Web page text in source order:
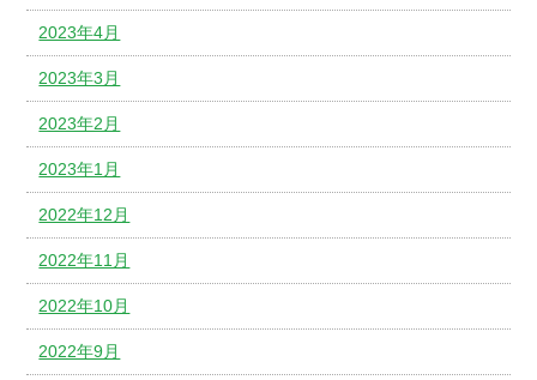
2023年4月
2023年3月
2023年2月
2023年1月
2022年12月
2022年11月
2022年10月
2022年9月